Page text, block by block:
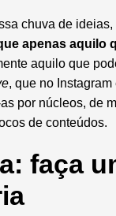
chuva de ideias,
apenas aquilo
aquilo que
, que no
por núcleos, de
de conteúdos.
faça